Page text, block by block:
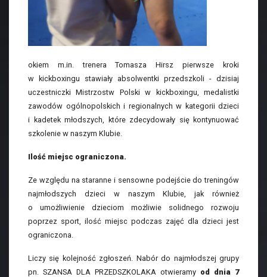
okiem m.in. trenera Tomasza Hirsz pierwsze kroki
w kickboxingu stawiały absolwentki przedszkoli - dzisiaj
uczestniczki Mistrzostw Polski w kickboxingu, medalistki
zawodów ogólnopolskich i regionalnych w kategorii dzieci
i kadetek młodszych, które zdecydowały się kontynuować
szkolenie w naszym Klubie.
Ilość miejsc ograniczona.
Ze względu na staranne i sensowne podejście do treningów
najmłodszych dzieci w naszym Klubie, jak również
o umożliwienie dzieciom możliwie solidnego rozwoju
poprzez sport, ilość miejsc podczas zajęć dla dzieci jest
ograniczona.
Liczy się kolejność zgłoszeń. Nabór do najmłodszej grupy
pn. SZANSA DLA PRZEDSZKOLAKA otwieramy od dnia 7